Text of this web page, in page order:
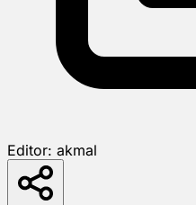
Editor: akmal